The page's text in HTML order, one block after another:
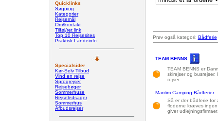
Quicklinks
Søgning
Kategorier
Rejsemål
Om/kontakt
Tilføj/ret link
Top 10 Rejsesites
Praktisk Landeinfo
Specialsider
Kør-Selv Tilbud
Vind en rejse
Sprogrejser
Rejsebøger
Sommerhuse
Rejseledsager
Sommerhus
Afbudsrejser
Prøv også kategori: Bådferie
TEAM BENNS
TEAM BENNS er
skirejser og
rejser.
Maritim Camping Bådferier
Så er der bådferie for
floderne kræves
giver